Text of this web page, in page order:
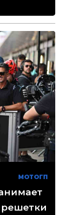
МОТОГП